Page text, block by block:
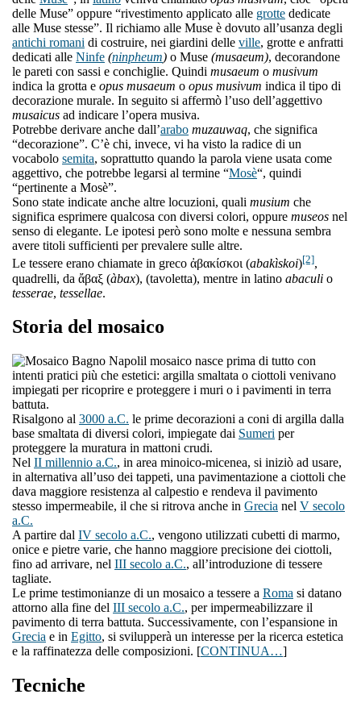
delle Muse” oppure “rivestimento applicato alle grotte dedicate
alle Muse stesse”. Il richiamo alle Muse è dovuto all’usanza degli
antichi romani di costruire, nei giardini delle ville, grotte e anfratti
dedicati alle Ninfe (ninpheum) o Muse (musaeum), decorandone
le pareti con sassi e conchiglie. Quindi musaeum o musivum
indica la grotta e opus musaeum o opus musivum indica il tipo di
decorazione murale. In seguito si affermò l’uso dell’aggettivo
musaicus ad indicare l’opera musiva.
Potrebbe derivare anche dall’arabo muzauwaq, che significa
“decorazione”. C’è chi, invece, vi ha visto la radice di un
vocabolo semita, soprattutto quando la parola viene usata come
aggettivo, che potrebbe legarsi al termine “Mosè“, quindi
“pertinente a Mosè”.
Sono state indicate anche altre locuzioni, quali musium che
significa esprimere qualcosa con diversi colori, oppure museos nel
senso di elegante. Le ipotesi però sono molte e nessuna sembra
avere titoli sufficienti per prevalere sulle altre.
Le tessere erano chiamate in greco ἀβακίσκοι (abakìskoi)[2],
quadrelli, da ἄβαξ (àbax), (tavoletta), mentre in latino abaculi o
tesserae, tessellae.
Storia del mosaico
l mosaico nasce prima di tutto con
intenti pratici più che estetici: argilla smaltata o ciottoli venivano
impiegati per ricoprire e proteggere i muri o i pavimenti in terra
battuta.
Risalgono al 3000 a.C. le prime decorazioni a coni di argilla dalla
base smaltata di diversi colori, impiegate dai Sumeri per
proteggere la muratura in mattoni crudi.
Nel II millennio a.C., in area minoico-micenea, si iniziò ad usare,
in alternativa all’uso dei tappeti, una pavimentazione a ciottoli che
dava maggiore resistenza al calpestio e rendeva il pavimento
stesso impermeabile, il che si ritrova anche in Grecia nel V secolo
a.C.
A partire dal IV secolo a.C., vengono utilizzati cubetti di marmo,
onice e pietre varie, che hanno maggiore precisione dei ciottoli,
fino ad arrivare, nel III secolo a.C., all’introduzione di tessere
tagliate.
Le prime testimonianze di un mosaico a tessere a Roma si datano
attorno alla fine del III secolo a.C., per impermeabilizzare il
pavimento di terra battuta. Successivamente, con l’espansione in
Grecia e in Egitto, si svilupperà un interesse per la ricerca estetica
e la raffinatezza delle composizioni. [CONTINUA…]
Tecniche